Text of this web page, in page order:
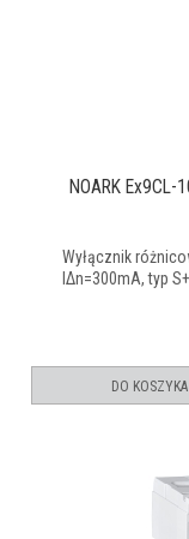
NOARK
Wyłącznik
IΔn=300mA, typ
DO KOSZYKA